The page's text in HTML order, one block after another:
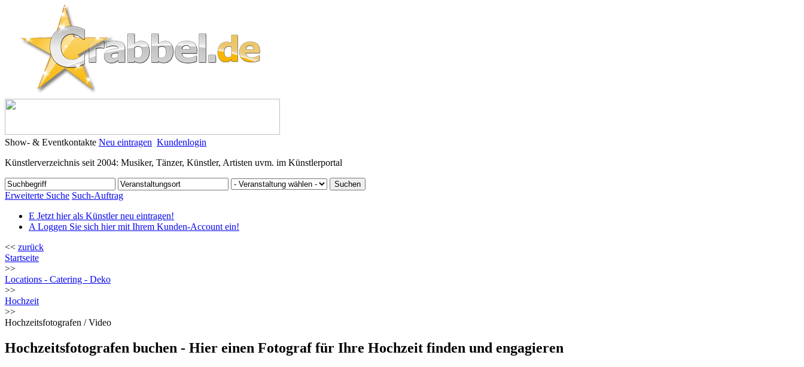
Show- & Eventkontakte Neu eintragen Kundenlogin
Künstlerverzeichnis seit 2004: Musiker, Tänzer, Künstler, Artisten uvm. im Künstlerportal
Erweiterte Suche Such-Auftrag
E Jetzt hier als Künstler neu eintragen!
A Loggen Sie sich hier mit Ihrem Kunden-Account ein!
<< zurück
Startseite
>>
Locations - Catering - Deko
>>
Hochzeit
>>
Hochzeitsfotografen / Video
Hochzeitsfotografen buchen - Hier einen Fotograf für Ihre Hochzeit finden und engagieren